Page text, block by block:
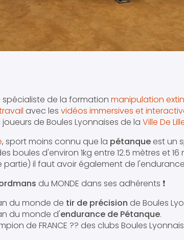
spécialiste de la formation manipulation
avec les vidéos immersives et
de Boules Lyonnaises de la Ville De
, sport moins connu que la pétanqueest un
boules d'environ 1kg entre 12.5 mètres et
partie) il faut avoir également de
du MONDE dans ses adhérents ❗️
du monde de tir de précision de Boules
du monde d'endurance de Pétanque.
de FRANCE ?? des clubs Boules